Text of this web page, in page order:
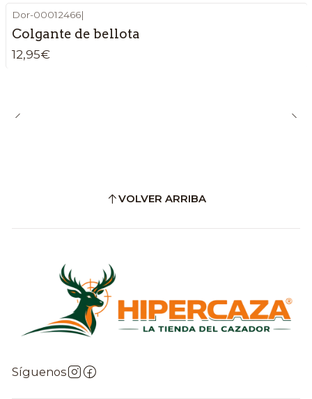
Dor-00012466|
Colgante de bellota
12,95€
VOLVER ARRIBA
Síguenos